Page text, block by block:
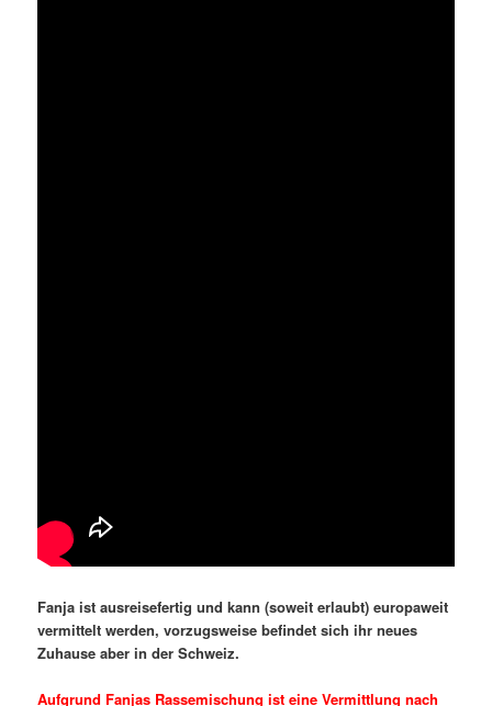
Fanja ist ausreisefertig und kann (soweit erlaubt) europaweit
vermittelt werden, vorzugsweise befindet sich ihr neues
Zuhause aber in der Schweiz.
Aufgrund Fanjas Rassemischung ist eine Vermittlung nach